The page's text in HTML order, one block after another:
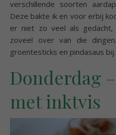
verschillende soorten
Deze bakte ik en voor erbij
er niet zo veel als
zoveel over van die
groentesticks en pindasaus bij.
Donderdag
met inktvis